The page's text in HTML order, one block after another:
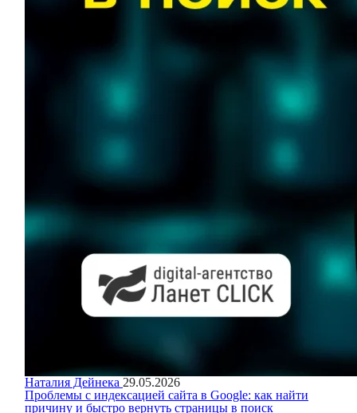
Наталия Дейнека 29.05.2026
Проблемы с индексацией сайта в Google: как найти
причину и быстро вернуть страницы в поиск